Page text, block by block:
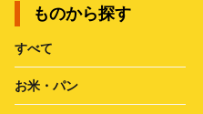
ものから探す
すべて
お米・パン